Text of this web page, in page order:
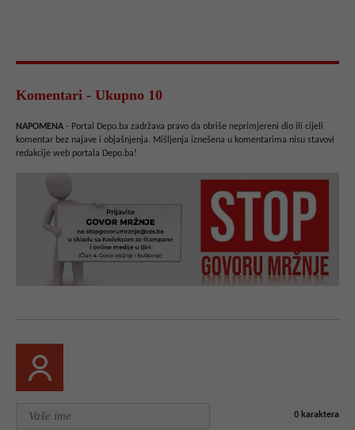
Komentari - Ukupno 10
NAPOMENA - Portal Depo.ba zadržava pravo da obriše neprimjereni dio ili cijeli
komentar bez najave i objašnjenja. Mišljenja iznešena u komentarima nisu stavovi
redakcije web portala Depo.ba!
0 karaktera